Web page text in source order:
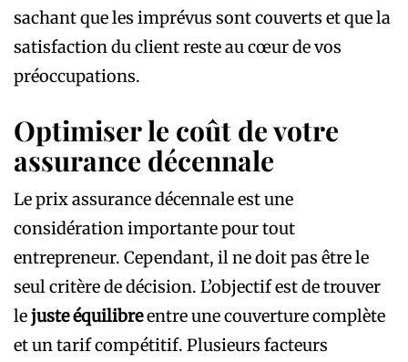
sachant que les imprévus sont couverts et que la
satisfaction du client reste au cœur de vos
préoccupations.
Optimiser le coût de votre
assurance décennale
Le prix assurance décennale est une
considération importante pour tout
entrepreneur. Cependant, il ne doit pas être le
seul critère de décision. L’objectif est de trouver
lejuste équilibreentre une couverture complète
et un tarif compétitif. Plusieurs facteurs